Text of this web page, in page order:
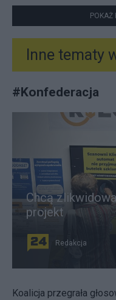
POKAŻ
Inne tematy
#Konfederacja
Chcą
projekt
Redakcja
Koalicja przegrała